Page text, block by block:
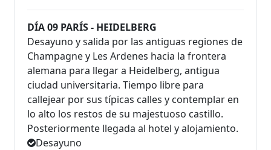
DÍA 09 PARÍS - HEIDELBERG
Desayuno y salida por las antiguas regiones de
Champagne y Les Ardenes hacia la frontera
alemana para llegar a Heidelberg, antigua
ciudad universitaria. Tiempo libre para
callejear por sus típicas calles y contemplar en
lo alto los restos de su majestuoso castillo.
Posteriormente llegada al hotel y alojamiento.
Desayuno